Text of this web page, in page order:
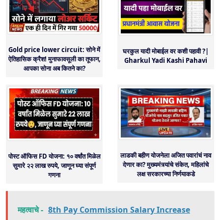
Gold price lower circuit: सोने में
ऐतिहासिक क्रैश! मुनाफावसूली का तूफान,
आपका सोना अब कितने का?
घरकुल यादी मोबाईल वर कशी पहावी ?|
Gharkul Yadi Kashi Pahavi
पोस्ट ऑफिस FD योजना: १० वर्षांत मिळेल
सुमारे २२ लाख रुपये, जाणून घ्या संपूर्ण
गणना
लाडकी बहीण योजनेला अजित पवारांचं नाव
देणार का? मुख्यमंत्र्यांचे संकेत, महिलांचे
लक्ष सरकारच्या निर्णयाकडे
महत्वाचे - 8th Pay Commission Salary Increase